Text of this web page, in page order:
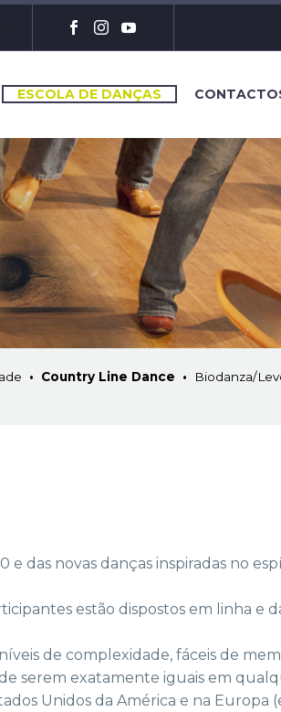
ESCOLA DE DANÇAS
• Country Line Dance • Biodanza/
e das novas danças inspiradas no
estão dispostos em linha e
de complexidade, fáceis de
serem exatamente iguais em
Unidos da América e na Europa